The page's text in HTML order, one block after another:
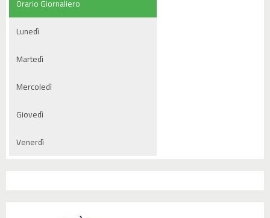
Orario Giornaliero
Lunedì
Martedì
Mercoledì
Giovedì
Venerdì